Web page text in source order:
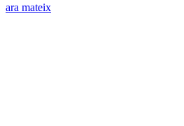
ara mateix